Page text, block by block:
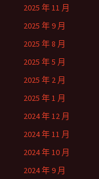
2025 年 11 月
2025 年 9 月
2025 年 8 月
2025 年 5 月
2025 年 2 月
2025 年 1 月
2024 年 12 月
2024 年 11 月
2024 年 10 月
2024 年 9 月